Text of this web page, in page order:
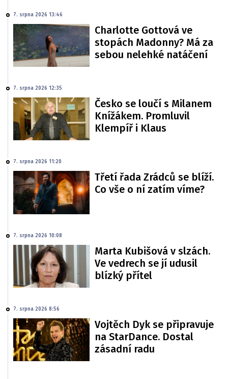
7. srpna 2026 13:46
Charlotte Gottová ve
stopách Madonny? Má za
sebou nelehké natáčení
7. srpna 2026 12:35
Česko se loučí s Milanem
Knížákem. Promluvil
Klempíř i Klaus
7. srpna 2026 11:20
Třetí řada Zrádců se blíží.
Co vše o ní zatím víme?
7. srpna 2026 10:08
Marta Kubišová v slzách.
Ve vedrech se jí udusil
blízký přítel
7. srpna 2026 8:56
Vojtěch Dyk se připravuje
na StarDance. Dostal
zásadní radu